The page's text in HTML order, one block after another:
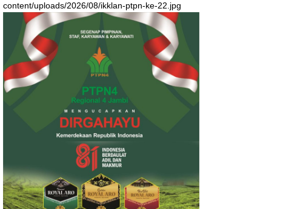
content/uploads/2026/08/ikklan-ptpn-ke-22.jpg